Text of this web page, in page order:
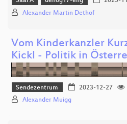
Alexander Martin Dethof
Vom Kinderkanzler
Kickl - Politik in
Sendezentrum 2023-12-27
Alexander Muigg